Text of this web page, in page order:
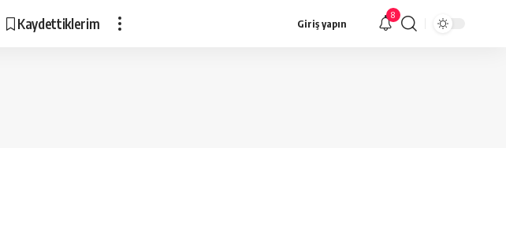
Kaydettiklerim Giriş yapın
8